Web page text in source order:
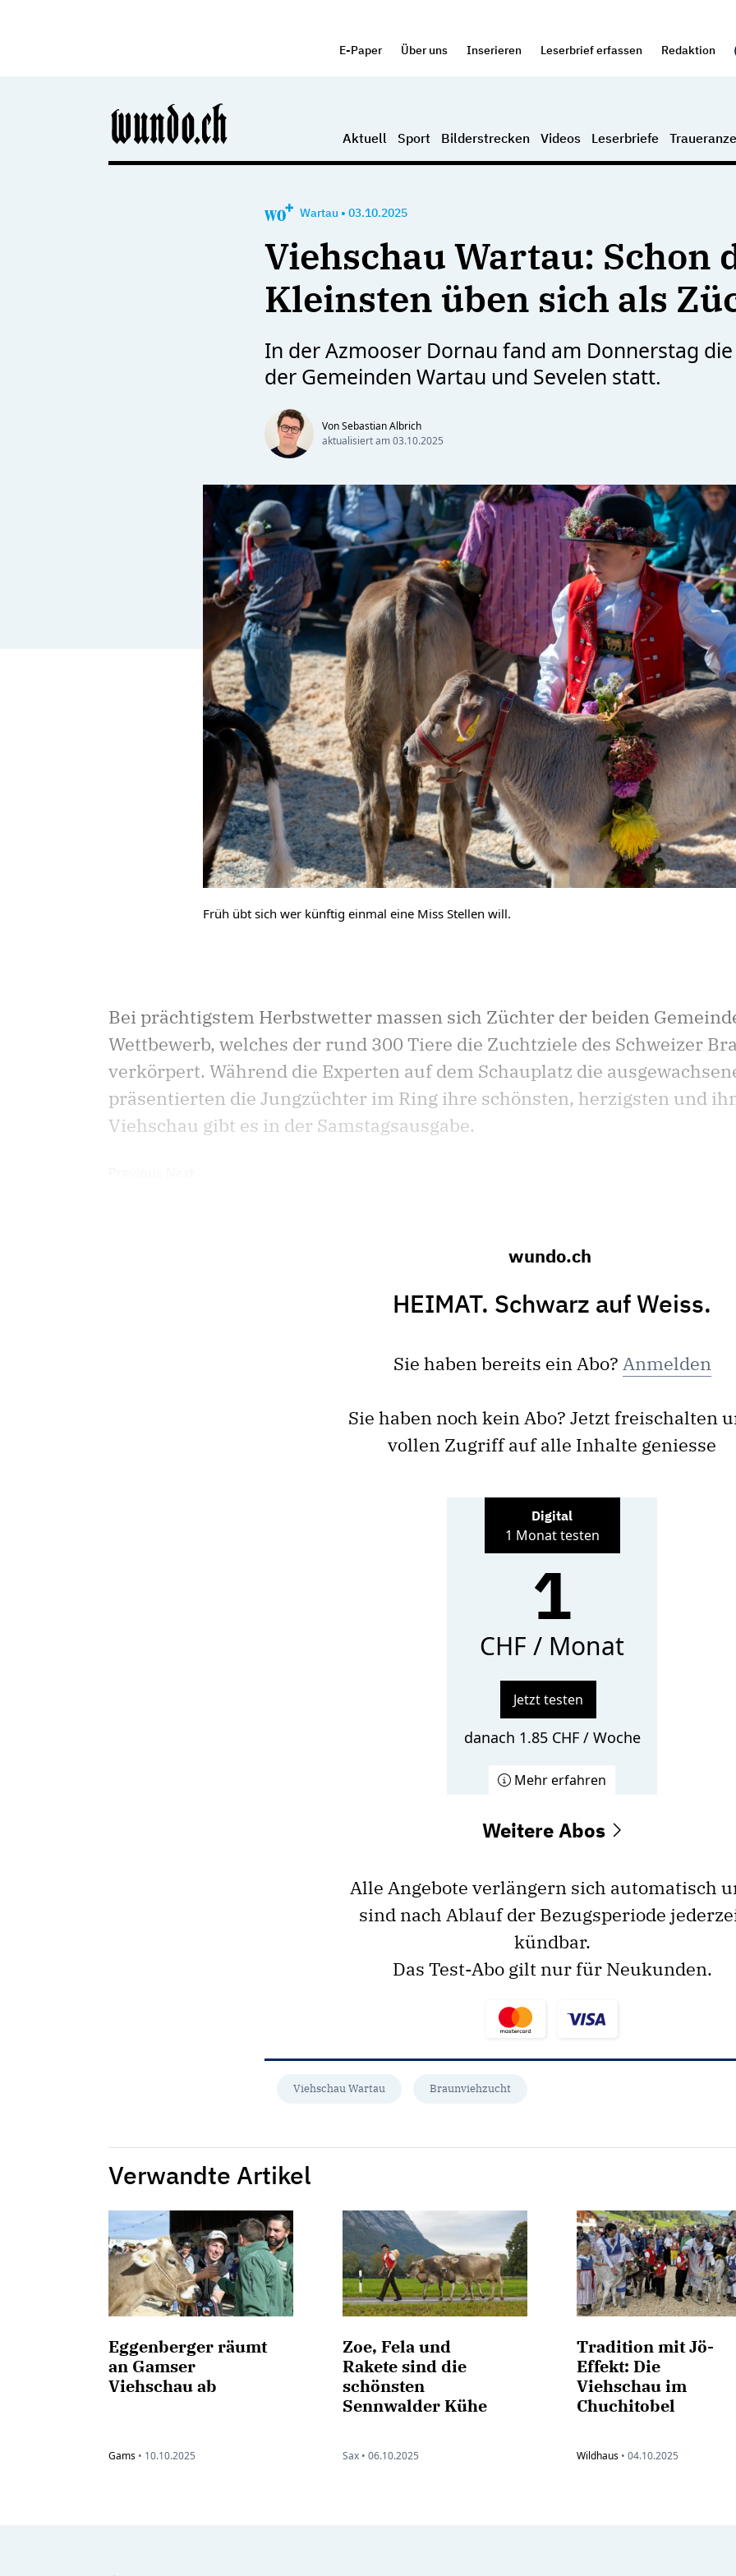
E-Paper Über uns Inserieren Leserbrief erfassen Redaktion
Aktuell Sport Bilderstrecken Videos Leserbriefe
Wartau • 03.10.2025
Viehschau Wartau: Schon
Kleinsten üben sich als
In der Azmooser Dornau fand am Donnerstag
der Gemeinden Wartau und Sevelen statt.
Von Sebastian Albrich
aktualisiert am03.10.2025
Früh übt sich wer künftig einmal eine Miss Stellen will.
Bei prächtigstem Herbstwetter massen sich Züchter der beiden
Wettbewerb, welches der rund 300 Tiere die Zuchtziele des Schweizer
verkörpert. Während die Experten auf dem Schauplatz die
präsentierten die Jungzüchter im Ring ihre schönsten, herzigsten und
Viehschau gibt es in der Samstagsausgabe.
wundo.ch
HEIMAT. Schwarz auf Weiss.
Sie haben bereits ein Abo? Anmelden
Sie haben noch kein Abo? Jetzt freischalten
vollen Zugriff auf alle Inhalte geniesse
Digital
1 Monat testen
1
CHF / Monat
Jetzt testen
danach 1.85 CHF / Woche
Mehr erfahren
Weitere Abos
Alle Angebote verlängern sich automatisch
sind nach Ablauf der Bezugsperiode
kündbar.
Das Test-Abo gilt nur für Neukunden.
Viehschau Wartau Braunviehzucht
Verwandte Artikel
Eggenberger räumt
an Gamser
Viehschau ab
Gams • 10.10.2025
Zoe, Fela und
Rakete sind die
schönsten
Sennwalder Kühe
Sax • 06.10.2025
Tradition mit Jö-
Effekt: Die
Viehschau im
Chuchitobel
Wildhaus • 04.10.2025